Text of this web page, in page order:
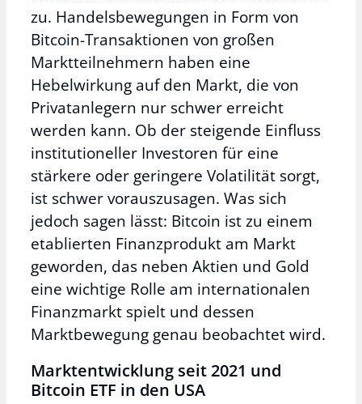
zu. Handelsbewegungen in Form von
Bitcoin-Transaktionen von großen
Marktteilnehmern haben eine
Hebelwirkung auf den Markt, die von
Privatanlegern nur schwer erreicht
werden kann. Ob der steigende Einfluss
institutioneller Investoren für eine
stärkere oder geringere Volatilität sorgt,
ist schwer vorauszusagen. Was sich
jedoch sagen lässt: Bitcoin ist zu einem
etablierten Finanzprodukt am Markt
geworden, das neben Aktien und Gold
eine wichtige Rolle am internationalen
Finanzmarkt spielt und dessen
Marktbewegung genau beobachtet wird.
Marktentwicklung seit 2021 und
Bitcoin ETF in den USA